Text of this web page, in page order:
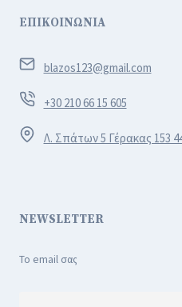
ΕΠΙΚΟΙΝΩΝΙΑ
blazos123@gmail.com
+30 210 66 15 605
Λ. Σπάτων 5 Γέρακας 153
NEWSLETTER
Το email σας